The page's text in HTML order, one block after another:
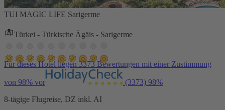
TUI MAGIC LIFE Sarigerme
Türkei - Türkische Ägäis - Sarigerme
Für dieses Hotel liegen 3373 Bewertungen mit einer Zustimmung
von 98% vor (3373) 98%
8-tägige Flugreise, DZ inkl. AI